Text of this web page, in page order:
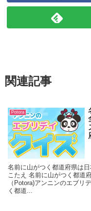
関連記事
Potora
名前に山がつく都道府県は
こたえ 名前に山がつく都道
（Potora)アンニンのエブリ
く都道...